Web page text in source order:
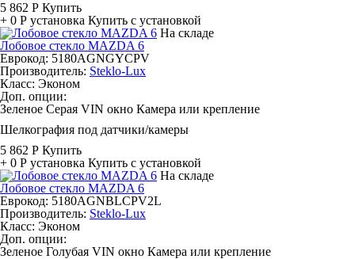
5 862 Р Купить
+ 0 Р установка Купить с установкой
На складе
Лобовое стекло MAZDA 6
Еврокод: 5180AGNGYCPV
Производитель: Steklo-Lux
Класс: Эконом
Доп. опции:
Зеленое Серая VIN окно Камера или крепление
Шелкография под датчики/камеры
5 862 Р Купить
+ 0 Р установка Купить с установкой
На складе
Лобовое стекло MAZDA 6
Еврокод: 5180AGNBLCPV2L
Производитель: Steklo-Lux
Класс: Эконом
Доп. опции:
Зеленое Голубая VIN окно Камера или крепление